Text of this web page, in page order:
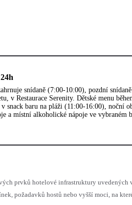
snídaně (7:00-10:00), pozdní
v Restaurace Serenity. Dětské menu
snack baru na pláži (11:00-16:00), noční
a místní alkoholické nápoje ve vybraném
prvků hotelové infrastruktury uvedených
požadavků hostů nebo vyšší moci, na